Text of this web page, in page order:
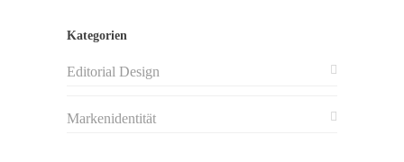
Kategorien
Editorial Design
Markenidentität